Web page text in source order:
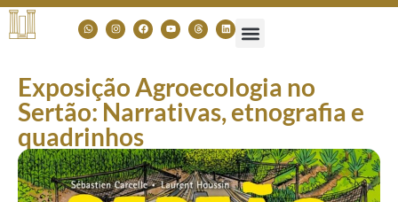
Exposição Agroecologia no
Sertão: Narrativas, etnografia e
quadrinhos